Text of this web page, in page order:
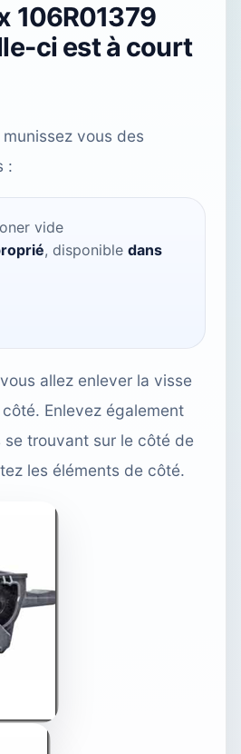
106R01379
ci est à court
vous des
:
vide
, disponible dans
allez enlever la visse
Enlevez également
trouvant sur le côté de
les éléments de côté.